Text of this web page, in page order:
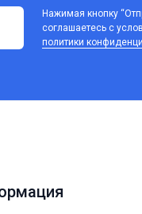
Нажимая кнопку
соглашаетесь c
политики